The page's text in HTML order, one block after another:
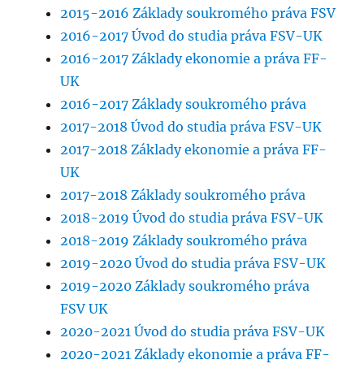
2015-2016 Základy soukromého práva FSV
2016-2017 Úvod do studia práva FSV-UK
2016-2017 Základy ekonomie a práva FF-
UK
2016-2017 Základy soukromého práva
2017-2018 Úvod do studia práva FSV-UK
2017-2018 Základy ekonomie a práva FF-
UK
2017-2018 Základy soukromého práva
2018-2019 Úvod do studia práva FSV-UK
2018-2019 Základy soukromého práva
2019-2020 Úvod do studia práva FSV-UK
2019-2020 Základy soukromého práva
FSV UK
2020-2021 Úvod do studia práva FSV-UK
2020-2021 Základy ekonomie a práva FF-